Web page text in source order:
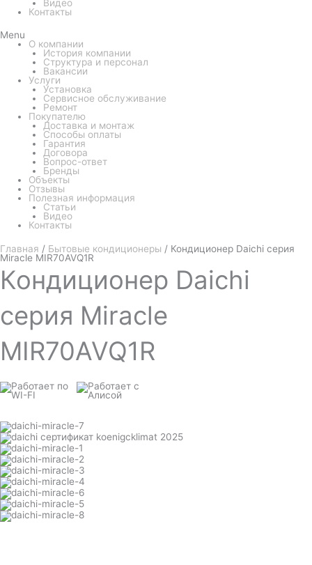
Видео
Контакты
Menu
О компании
История компании
Структура и персонал
Вакансии
Услуги
Установка
Сервисное обслуживание
Ремонт
Покупателю
Доставка и монтаж
Способы оплаты
Гарантия
Договора
Вопрос-ответ
Бренды
Объекты
Отзывы
Полезная информация
Статьи
Видео
Контакты
Главная / Бытовые кондиционеры / Кондиционер Daichi серия
Miracle MIR70AVQ1R
Кондиционер Daichi
серия Miracle
MIR70AVQ1R